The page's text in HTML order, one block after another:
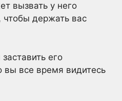
вызвать у него
чтобы держать вас
его
вы все время видитесь